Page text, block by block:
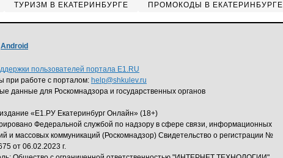
ТУРИЗМ В ЕКАТЕРИНБУРГЕ ПРОМОКОДЫ В ЕКАТЕРИНБУРГЕ
Android
пользователей портала E1.RU
при работе с порталом: help@shkulev.ru
данные для Роскомнадзора и государственных органов
«Е1.РУ Екатеринбург Онлайн» (18+)
Федеральной службой по надзору в сфере связи, информационных
и массовых коммуникаций (Роскомнадзор) Свидетельство о регистрации №
от 06.02.2023 г.